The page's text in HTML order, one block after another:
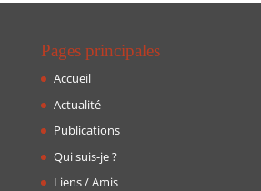
Pages principales
Accueil
Actualité
Publications
Qui suis-je ?
Liens / Amis